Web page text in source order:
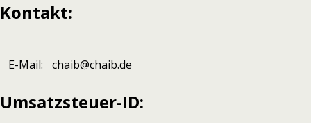
Kontakt:
E-Mail: chaib@chaib.de
Umsatzsteuer-ID: